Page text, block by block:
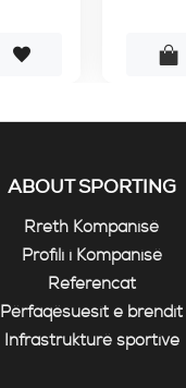
ABOUT SPORTING
Rreth Kompanisë
Profili i Kompanisë
Referencat
Përfaqësuesit e brendit
Infrastrukturë sportive